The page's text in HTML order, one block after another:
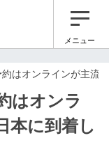
メニュー
約はオンラインが主
はオンラ
本に到着し